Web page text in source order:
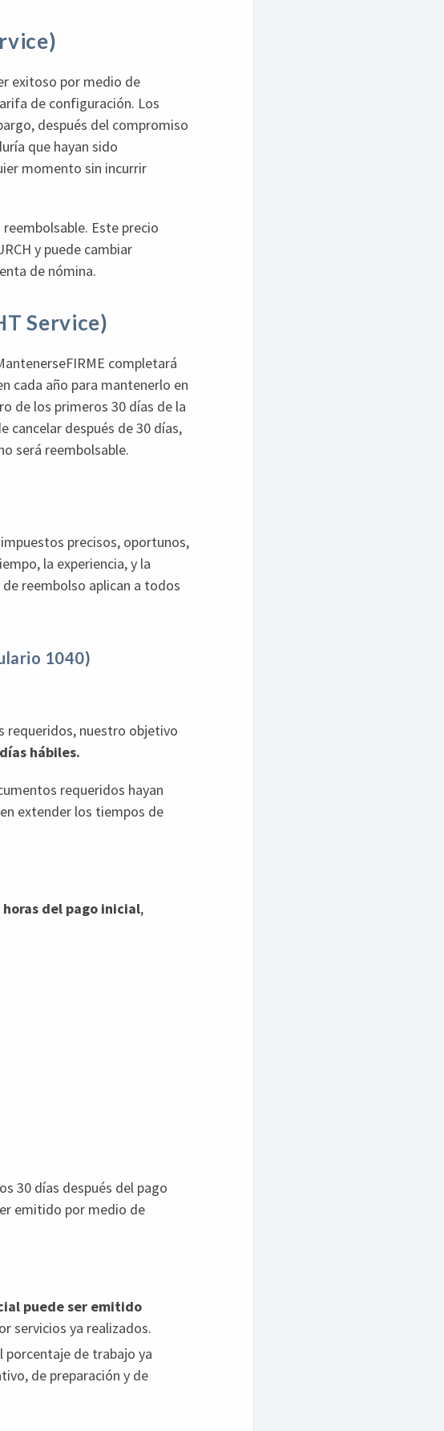
exitoso por medio de
de configuración. Los
después del compromiso
que hayan sido
momento sin incurrir
Este precio
y puede cambiar
de nómina.
Service)
completará
cada año para mantenerlo en
de los primeros 30 días de la
cancelar después de 30 días,
será reembolsable.
precisos, oportunos,
la experiencia, y la
reembolso aplican a todos
1040)
requeridos, nuestro objetivo
hábiles.
requeridos hayan
extender los tiempos de
del pago inicial,
30 días después del pago
emitido por medio de
puede ser emitido
servicios ya realizados.
porcentaje de trabajo ya
de preparación y de